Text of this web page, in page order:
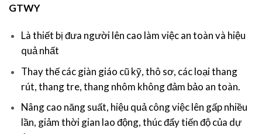
GTWY
Là thiết bị đưa người lên cao làm việc an toàn và hiệu
quả nhất
Thay thế các giàn giáo cũ kỹ, thô sơ, các loại thang
rút, thang tre, thang nhôm không đảm bảo an toàn.
Nâng cao năng suất, hiệu quả công việc lên gấp nhiều
lần, giảm thời gian lao động, thúc đẩy tiến độ của dự